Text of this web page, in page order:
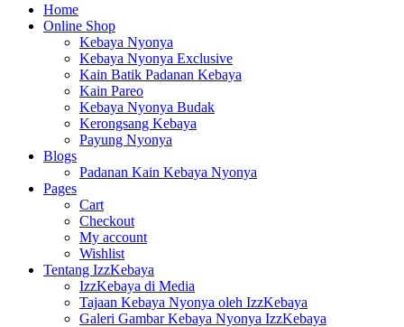
Home
Online Shop
Kebaya Nyonya
Kebaya Nyonya Exclusive
Kain Batik Padanan Kebaya
Kain Pareo
Kebaya Nyonya Budak
Kerongsang Kebaya
Payung Nyonya
Blogs
Padanan Kain Kebaya Nyonya
Pages
Cart
Checkout
My account
Wishlist
Tentang IzzKebaya
IzzKebaya di Media
Tajaan Kebaya Nyonya oleh IzzKebaya
Galeri Gambar Kebaya Nyonya IzzKebaya